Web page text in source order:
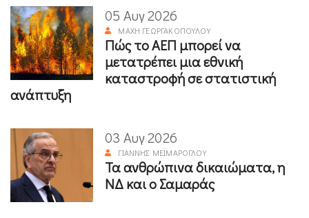
05 Αυγ 2026
ΜΆΧΗ ΓΕΩΡΓΑΚΟΠΟΎΛΟΥ
Πώς το ΑΕΠ μπορεί να
μετατρέπει μια εθνική
καταστροφή σε στατιστική
ανάπτυξη
03 Αυγ 2026
ΓΙΆΝΝΗΣ ΜΕΪΜΆΡΟΓΛΟΥ
Τα ανθρώπινα δικαιώματα, η
ΝΔ και ο Σαμαράς